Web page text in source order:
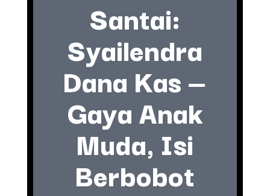
Santai:
Syailendra
Dana Kas —
Gaya Anak
Muda, Isi
Berbobot